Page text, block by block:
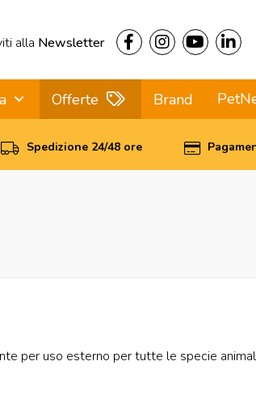
alla Newsletter
Offerte Brand
Spedizione 24/48 ore
per uso esterno per tutte le specie